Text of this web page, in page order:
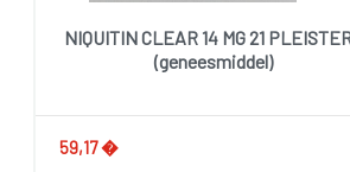
NIQUITIN CLEAR 14 MG 21
(geneesmiddel)
59,17 �